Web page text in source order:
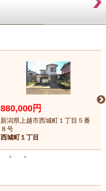
880,000円
新潟県上越市西城町１丁目５番
８号
西城町１丁目